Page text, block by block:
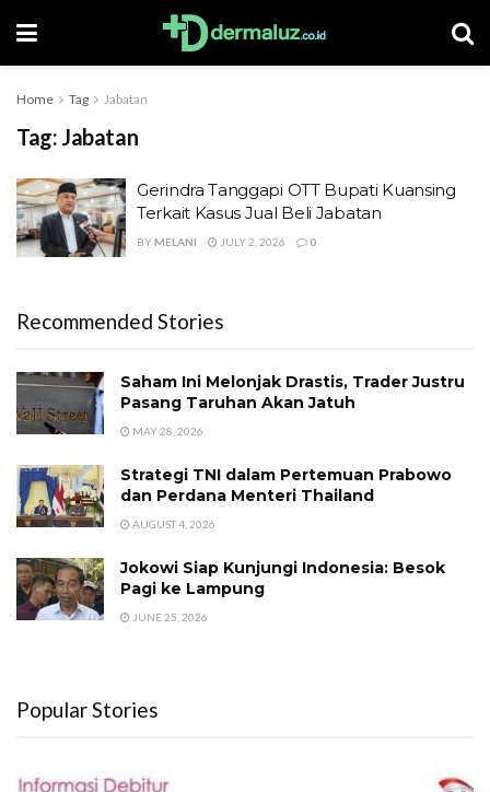
Home Tag Jabatan
Tag: Jabatan
Gerindra Tanggapi OTT Bupati Kuansing
Terkait Kasus Jual Beli Jabatan
BY MELANI JULY 2, 2026 0
Recommended Stories
Saham Ini Melonjak Drastis, Trader Justru
Pasang Taruhan Akan Jatuh
MAY 28, 2026
Strategi TNI dalam Pertemuan Prabowo
dan Perdana Menteri Thailand
AUGUST 4, 2026
Jokowi Siap Kunjungi Indonesia: Besok
Pagi ke Lampung
JUNE 25, 2026
Popular Stories